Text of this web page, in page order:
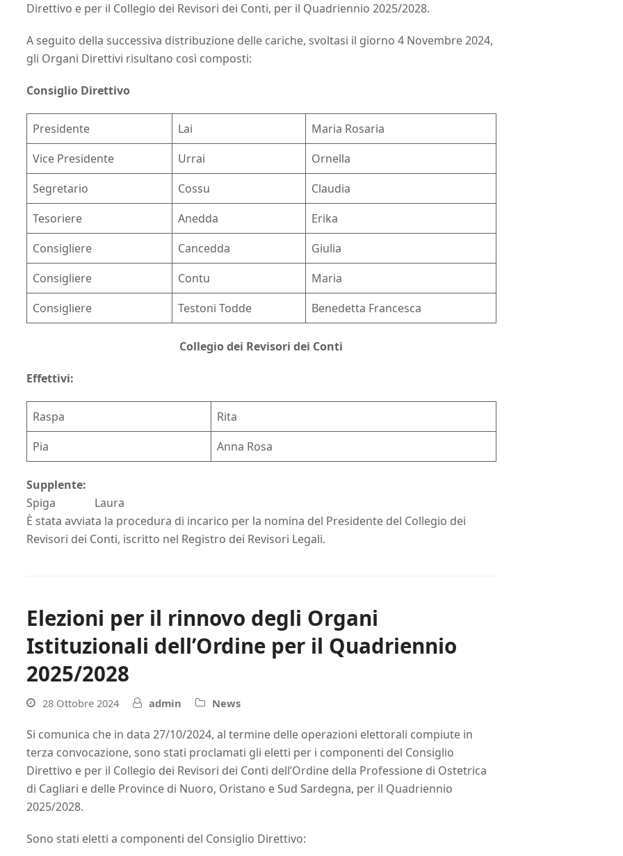
Direttivo e per il Collegio dei Revisori dei Conti, per il Quadriennio 2025/2028.
A seguito della successiva distribuzione delle cariche, svoltasi il giorno 4 Novembre 2024,
gli Organi Direttivi risultano così composti:
Consiglio Direttivo
Presidente Lai
Maria Rosaria
Vice Presidente
Urrai
Ornella
Segretario
Cossu
Claudia
Tesoriere
Anedda
Erika
Consigliere
Cancedda
Giulia
Consigliere
Contu
Maria
Consigliere
Testoni Todde Benedetta Francesca
Collegio dei Revisori dei Conti
Effettivi:
Raspa
Rita
Pia
Anna Rosa
Supplente:
Spiga Laura
È stata avviata la procedura di incarico per la nomina del Presidente del Collegio dei
Revisori dei Conti, iscritto nel Registro dei Revisori Legali.
Elezioni per il rinnovo degli Organi
Istituzionali dell’Ordine per il Quadriennio
2025/2028
28 Ottobre 2024 admin News
Si comunica che in data 27/10/2024, al termine delle operazioni elettorali compiute in
terza convocazione, sono stati proclamati gli eletti per i componenti del Consiglio
Direttivo e per il Collegio dei Revisori dei Conti dell’Ordine della Professione di Ostetrica
di Cagliari e delle Province di Nuoro, Oristano e Sud Sardegna, per il Quadriennio
2025/2028.
Sono stati eletti a componenti del Consiglio Direttivo: